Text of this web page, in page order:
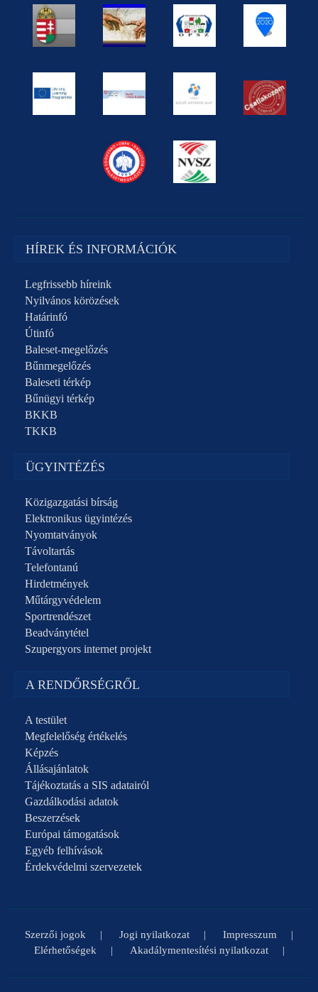
HÍREK ÉS INFORMÁCIÓK
Legfrissebb híreink
Nyilvános körözések
Határinfó
Útinfó
Baleset-megelőzés
Bűnmegelőzés
Baleseti térkép
Bűnügyi térkép
BKKB
TKKB
ÜGYINTÉZÉS
Közigazgatási bírság
Elektronikus ügyintézés
Nyomtatványok
Távoltartás
Telefontanú
Hirdetmények
Műtárgyvédelem
Sportrendészet
Beadványtétel
Szupergyors internet projekt
A RENDŐRSÉGRŐL
A testület
Megfelelőség értékelés
Képzés
Állásajánlatok
Tájékoztatás a SIS adatairól
Gazdálkodási adatok
Beszerzések
Európai támogatások
Egyéb felhívások
Érdekvédelmi szervezetek
Szerzői jogok Jogi nyilatkozat
Impresszum
Elérhetőségek
Akadálymentesítési nyilatkozat